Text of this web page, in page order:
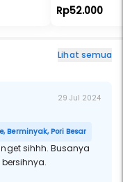
Rp52.000
Lihat semua
29 Jul 2024
Berminyak, Pori Besar
Busanya